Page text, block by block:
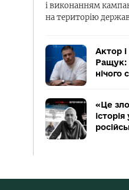
і виконанням
на територію
Актор
Ращук:
нічого
«Це